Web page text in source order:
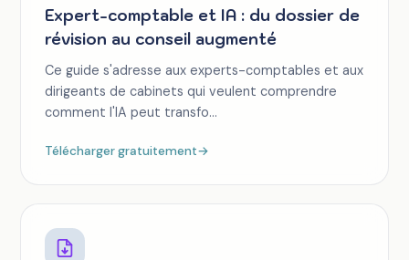
Expert-comptable et IA : du dossier de
révision au conseil augmenté
Ce guide s'adresse aux experts-comptables et aux
dirigeants de cabinets qui veulent comprendre
comment l'IA peut transfo...
Télécharger gratuitement→